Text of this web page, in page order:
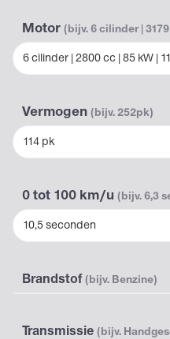
Motor (bijv. 6 cilinder |
6 cilinder | 2800 cc | 85 kW |
Vermogen (bijv. 252pk)
114 pk
0 tot 100 km/u (bijv. 6,3
10,5 seconden
Brandstof (bijv. Benzine)
Transmissie (bijv.